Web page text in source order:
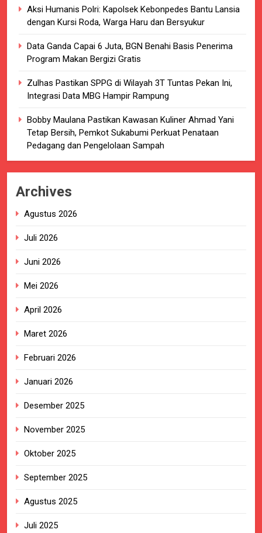
Aksi Humanis Polri: Kapolsek Kebonpedes Bantu Lansia
dengan Kursi Roda, Warga Haru dan Bersyukur
Data Ganda Capai 6 Juta, BGN Benahi Basis Penerima
Program Makan Bergizi Gratis
Zulhas Pastikan SPPG di Wilayah 3T Tuntas Pekan Ini,
Integrasi Data MBG Hampir Rampung
Bobby Maulana Pastikan Kawasan Kuliner Ahmad Yani
Tetap Bersih, Pemkot Sukabumi Perkuat Penataan
Pedagang dan Pengelolaan Sampah
Archives
Agustus 2026
Juli 2026
Juni 2026
Mei 2026
April 2026
Maret 2026
Februari 2026
Januari 2026
Desember 2025
November 2025
Oktober 2025
September 2025
Agustus 2025
Juli 2025